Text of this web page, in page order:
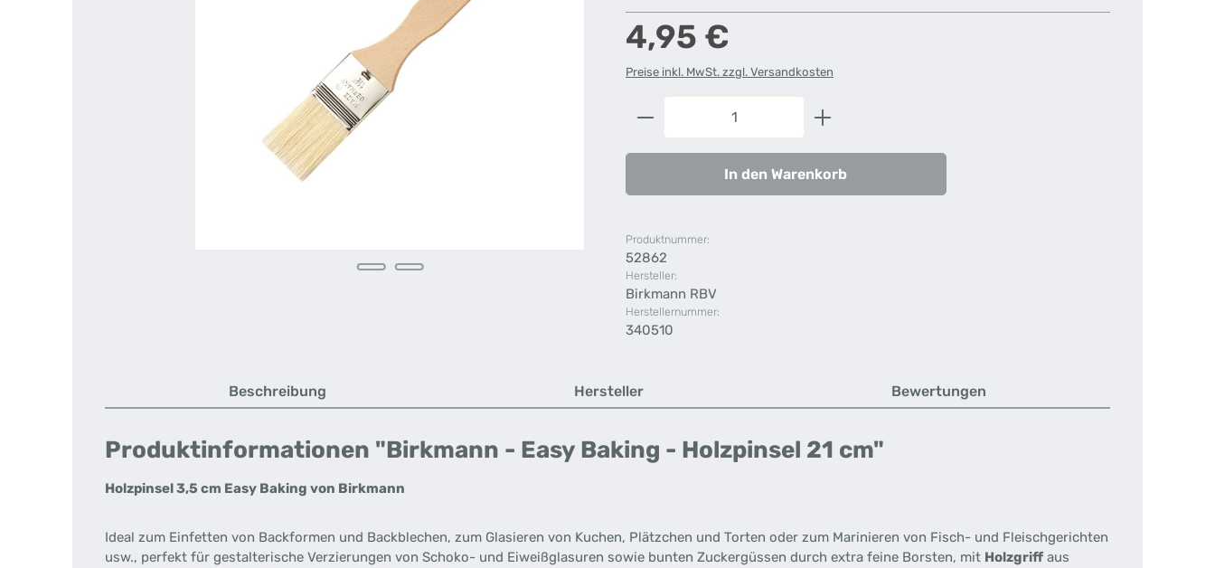
Regulärer Preis:
4,95 €
Preise inkl. MwSt. zzgl. Versandkosten
Produkt Anzahl: Gib den gewünschten Wert ein oder
In den Warenkorb
Produktnummer:
52862
Hersteller:
Birkmann RBV
Herstellernummer:
340510
Beschreibung Hersteller Bewertungen
Produktinformationen "Birkmann - Easy Baking - Holzpinsel 21 cm"
Holzpinsel 3,5 cm Easy Baking von Birkmann
Ideal zum Einfetten von Backformen und Backblechen, zum Glasieren von Kuchen, Plätzchen und Torten oder zum Marinieren von Fisch- und Fleischgerichten
usw., perfekt für gestalterische Verzierungen von Schoko- und Eiweißglasuren sowie bunten Zuckergüssen durch extra feine Borsten, mit Holzgriff aus